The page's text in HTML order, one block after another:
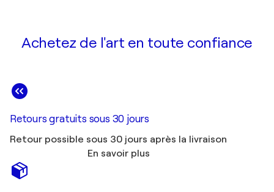
Achetez de l'art en toute confiance
Retours gratuits sous 30 jours
Retour possible sous 30 jours après la livraison
En savoir plus